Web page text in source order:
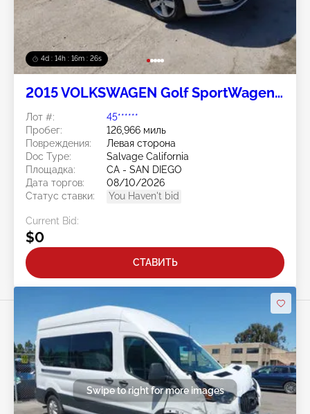
4d : 14h : 16m : 23s
2015 VOLKSWAGEN Golf SportWagen
Лот #:
45******
Пробег:
126,966 миль
Повреждения:
Левая сторона
Doc Type:
Salvage California
Площадка:
CA - SAN DIEGO
Дата торгов:
08/10/2026
Статус ставки:
You Haven't bid
Current Bid:
$0
СТАВИТЬ
Swipe to right for more images